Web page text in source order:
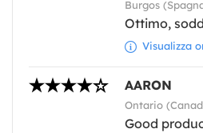
Burgos
Ottimo,
Visualizza
AARON
Ontario
Good